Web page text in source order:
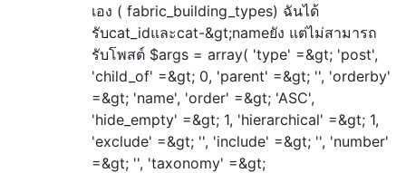
เอง ( fabric_building_types) ฉันได้
รับcat_idและcat-&gt;nameยัง แต่ไม่สามารถ
รับโพสต์ $args = array( 'type' =&gt; 'post',
'child_of' =&gt; 0, 'parent' =&gt; '', 'orderby'
=&gt; 'name', 'order' =&gt; 'ASC',
'hide_empty' =&gt; 1, 'hierarchical' =&gt; 1,
'exclude' =&gt; '', 'include' =&gt; '', 'number'
=&gt; '', 'taxonomy' =&gt;